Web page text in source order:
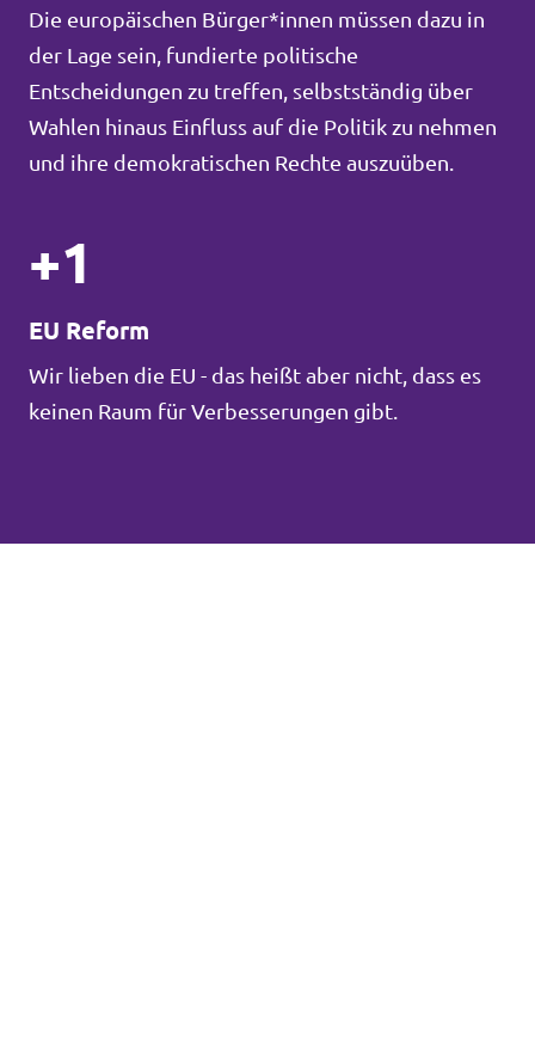
Die europäischen Bürger*innen müssen dazu in
der Lage sein, fundierte politische
Entscheidungen zu treffen, selbstständig über
Wahlen hinaus Einfluss auf die Politik zu nehmen
und ihre demokratischen Rechte auszuüben.
+1
EU Reform
Wir lieben die EU - das heißt aber nicht, dass es
keinen Raum für Verbesserungen gibt.